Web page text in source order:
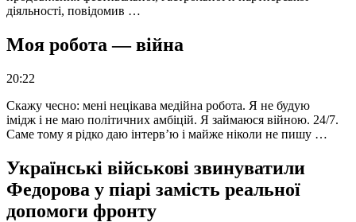
діяльності, повідомив …
Моя робота — війна
20:22
Скажу чесно: мені нецікава медійна робота. Я не будую
імідж і не маю політичних амбіцій. Я займаюся війною. 24/7.
Саме тому я рідко даю інтерв’ю і майже ніколи не пишу …
Українські військові звинуватили
Федорова у піарі замість реальної
допомоги фронту